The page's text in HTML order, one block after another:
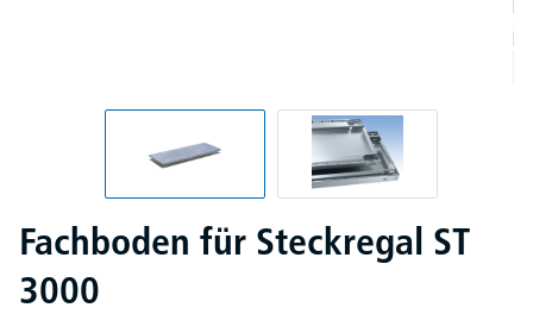
Fachboden für Steckregal ST
3000